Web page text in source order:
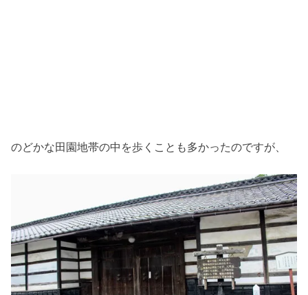
のどかな田園地帯の中を歩くことも多かったのですが、